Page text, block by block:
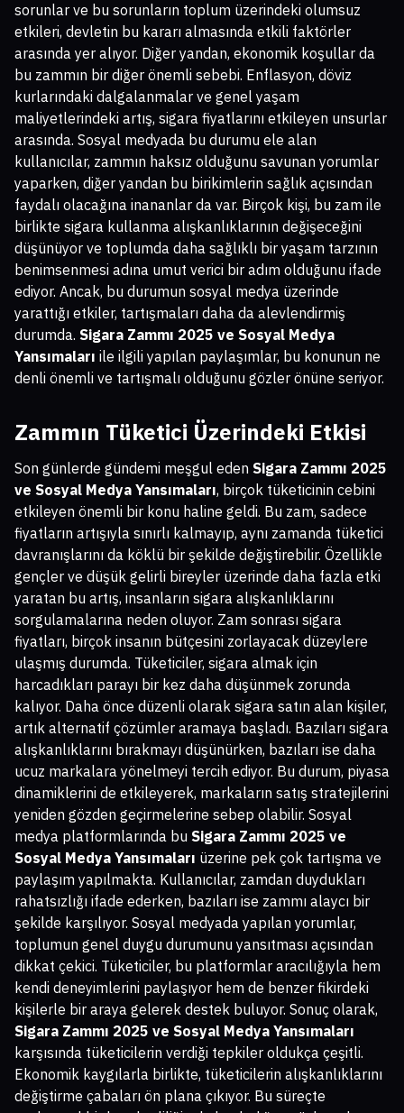
sorunlar ve bu sorunların toplum üzerindeki olumsuz
etkileri, devletin bu kararı almasında etkili faktörler
arasında yer alıyor. Diğer yandan, ekonomik koşullar da
bu zammın bir diğer önemli sebebi. Enflasyon, döviz
kurlarındaki dalgalanmalar ve genel yaşam
maliyetlerindeki artış, sigara fiyatlarını etkileyen unsurlar
arasında. Sosyal medyada bu durumu ele alan
kullanıcılar, zammın haksız olduğunu savunan yorumlar
yaparken, diğer yandan bu birikimlerin sağlık açısından
faydalı olacağına inananlar da var. Birçok kişi, bu zam ile
birlikte sigara kullanma alışkanlıklarının değişeceğini
düşünüyor ve toplumda daha sağlıklı bir yaşam tarzının
benimsenmesi adına umut verici bir adım olduğunu ifade
ediyor. Ancak, bu durumun sosyal medya üzerinde
yarattığı etkiler, tartışmaları daha da alevlendirmiş
durumda. Sigara Zammı 2025 ve Sosyal Medya
Yansımaları ile ilgili yapılan paylaşımlar, bu konunun ne
denli önemli ve tartışmalı olduğunu gözler önüne seriyor.
Zammın Tüketici Üzerindeki Etkisi
Son günlerde gündemi meşgul eden Sigara Zammı 2025
ve Sosyal Medya Yansımaları, birçok tüketicinin cebini
etkileyen önemli bir konu haline geldi. Bu zam, sadece
fiyatların artışıyla sınırlı kalmayıp, aynı zamanda tüketici
davranışlarını da köklü bir şekilde değiştirebilir. Özellikle
gençler ve düşük gelirli bireyler üzerinde daha fazla etki
yaratan bu artış, insanların sigara alışkanlıklarını
sorgulamalarına neden oluyor. Zam sonrası sigara
fiyatları, birçok insanın bütçesini zorlayacak düzeylere
ulaşmış durumda. Tüketiciler, sigara almak için
harcadıkları parayı bir kez daha düşünmek zorunda
kalıyor. Daha önce düzenli olarak sigara satın alan kişiler,
artık alternatif çözümler aramaya başladı. Bazıları sigara
alışkanlıklarını bırakmayı düşünürken, bazıları ise daha
ucuz markalara yönelmeyi tercih ediyor. Bu durum, piyasa
dinamiklerini de etkileyerek, markaların satış stratejilerini
yeniden gözden geçirmelerine sebep olabilir. Sosyal
medya platformlarında bu Sigara Zammı 2025 ve
Sosyal Medya Yansımaları üzerine pek çok tartışma ve
paylaşım yapılmakta. Kullanıcılar, zamdan duydukları
rahatsızlığı ifade ederken, bazıları ise zammı alaycı bir
şekilde karşılıyor. Sosyal medyada yapılan yorumlar,
toplumun genel duygu durumunu yansıtması açısından
dikkat çekici. Tüketiciler, bu platformlar aracılığıyla hem
kendi deneyimlerini paylaşıyor hem de benzer fikirdeki
kişilerle bir araya gelerek destek buluyor. Sonuç olarak,
Sigara Zammı 2025 ve Sosyal Medya Yansımaları
karşısında tüketicilerin verdiği tepkiler oldukça çeşitli.
Ekonomik kaygılarla birlikte, tüketicilerin alışkanlıklarını
değiştirme çabaları ön plana çıkıyor. Bu süreçte